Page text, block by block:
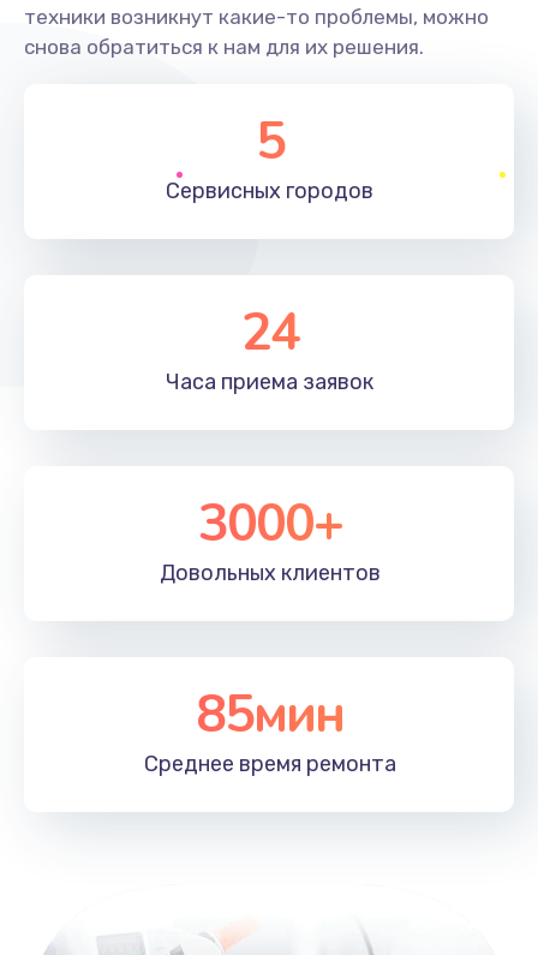
техники возникнут какие-то проблемы, можно
снова обратиться к нам для их решения.
5
Сервисных городов
24
Часа приема заявок
3000+
Довольных клиентов
85мин
Среднее время ремонта